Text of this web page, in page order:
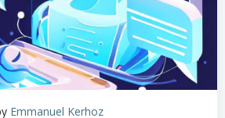
Emmanuel Kerhoz